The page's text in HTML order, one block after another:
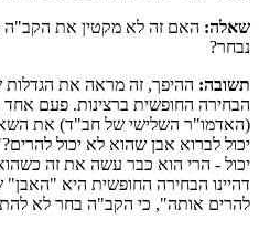
שאלה: האם זה לא מקטין את הקב"ה
נבחר?
תשובה: ההיפך, זה מראה את
הבחירה החופשית ברצינות. פעם
(האדמו"ר השלישי של חב"ד) את
יכול לברוא אבן שהוא לא יכול
יכול - הרי הוא כבר עשה את זה
דהיינו הבחירה החופשית היא
להרים אותה", כי הקב"ה בחר לא